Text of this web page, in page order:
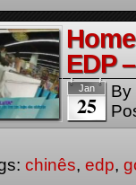
EDP
Jan
25
By
chinês, edp,